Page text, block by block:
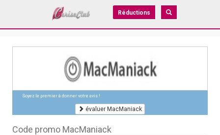
Réductions
Soyez le premier à donner votre avis !
évaluer MacManiack
Code promo MacManiack